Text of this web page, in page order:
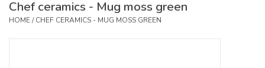
Woondecoratie
Chef ceramics - Mug moss green
HOME/CHEF CERAMICS - MUG MOSS GREEN